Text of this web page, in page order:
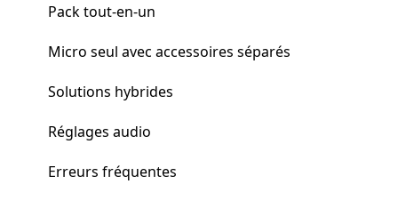
Pack tout-en-un
Micro seul avec accessoires séparés
Solutions hybrides
Réglages audio
Erreurs fréquentes